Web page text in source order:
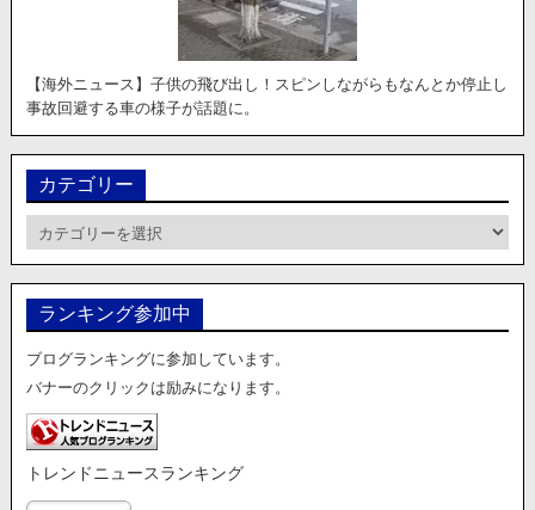
【海外ニュース】子供の飛び出し！スピンしながらもなんとか停止し
事故回避する車の様子が話題に。
カテゴリー
テ
リ
ランキング参加中
ブログランキングに参加しています。
バナーのクリックは励みになります。
トレンドニュースランキング